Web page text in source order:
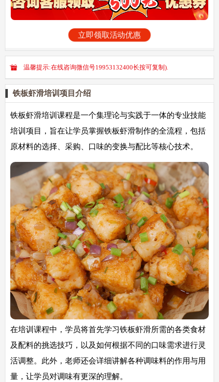
立即领取活动优惠
温馨提示:在线咨询微信号19953132400长按可复制).
铁板虾滑培训项目介绍
铁板虾滑培训课程是一个集理论与实践于一体的专业技能
培训项目，旨在让学员掌握铁板虾滑制作的全流程，包括
原材料的选择、采购、口味的变换与配比等核心技术。
在培训课程中，学员将首先学习铁板虾滑所需的各类食材
及配料的挑选技巧，以及如何根据不同的口味需求进行灵
活调整。此外，老师还会详细讲解各种调味料的作用与用
量，让学员对调味有更深的理解。